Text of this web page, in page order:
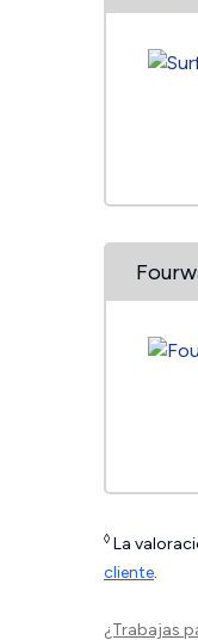
◊ La
cliente.
¿Trabajas